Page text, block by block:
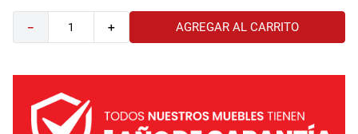
＋
－ AGREGAR AL CARRITO